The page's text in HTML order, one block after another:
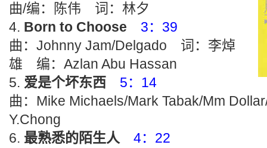
曲/编：陈伟 词：林夕
Born to Choose
3：39
曲：Johnny Jam/Delgado 词：李焯
雄 编：Azlan Abu Hassan
爱是个坏东西
5：14
曲：Mike Michaels/Mark Tabak/Mm
Y.Chong
最熟悉的陌生人
4：22